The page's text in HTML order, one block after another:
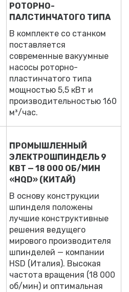
РОТОРНО-
ПАЛСТИНЧАТОГО ТИПА
В комплекте со станком
поставляется
современные вакуумные
насосы роторно-
пластинчатого типа
мощностью 5,5 кВт и
производительностью 160
м³/час.
ПРОМЫШЛЕННЫЙ
ЭЛЕКТРОШПИНДЕЛЬ 9
КВТ — 18 000 ОБ/МИН
«HQD» (КИТАЙ)
В основу конструкции
шпинделя положены
лучшие конструктивные
решения ведущего
мирового производителя
шпинделей — компании
HSD (Италия). Высокая
частота вращения (18 000
об/мин) и оптимальная